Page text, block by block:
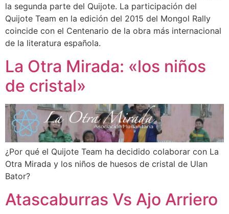
la segunda parte del Quijote. La participación del
Quijote Team en la edición del 2015 del Mongol Rally
coincide con el Centenario de la obra más internacional
de la literatura española.
La Otra Mirada: «los niños
de cristal»
¿Por qué el Quijote Team ha decidido colaborar con La
Otra Mirada y los niños de huesos de cristal de Ulan
Bator?
Atascaburras Vs Ajo Arriero